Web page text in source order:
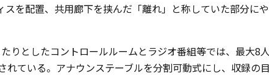
スを配置、共用廊下を挟んだ「離れ」と称していた部分に
りとしたコントロールルームとラジオ番組等では、最大8
れている。アナウンステーブルを分割可動式にし、収録の